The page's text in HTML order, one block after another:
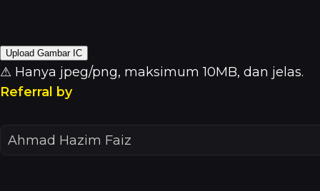
Upload Gambar IC
⚠ Hanya jpeg/png, maksimum 10MB, dan jelas.
Referral by